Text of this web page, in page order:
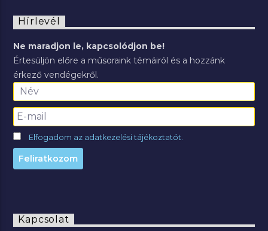
Hírlevél
Ne maradjon le, kapcsolódjon be!
Értesüljön előre a műsoraink témáiról és a hozzánk
érkező vendégekről.
Elfogadom az adatkezelési tájékoztatót.
Kapcsolat